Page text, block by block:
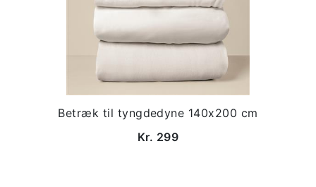
Betræk til tyngdedyne 140x200 cm
Kr. 299